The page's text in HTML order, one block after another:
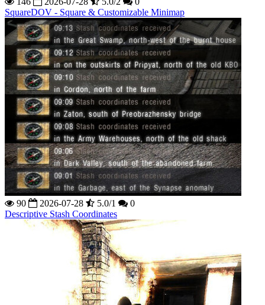
SquareDOV - Square & Customizable Minimap
90 2026-07-28 5.0/1
0
Descriptive Stash Coordinates